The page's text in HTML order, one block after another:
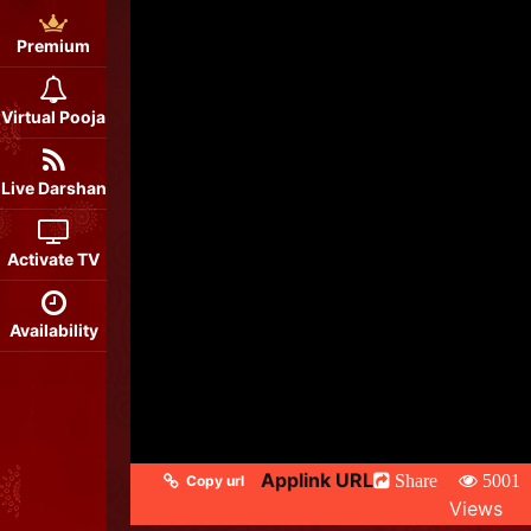
Premium
Virtual Pooja
Live Darshan
Activate TV
Availability
Copy url Applink URL Share 5001
Views